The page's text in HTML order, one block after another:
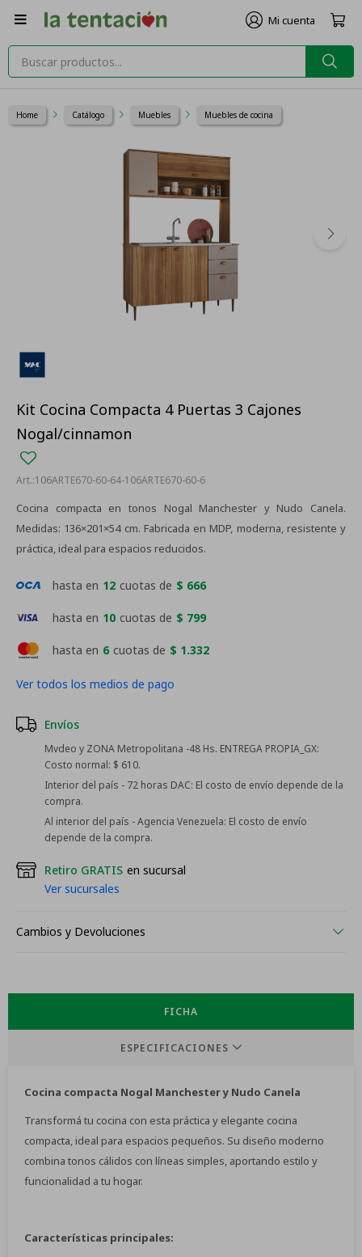

Home Catálogo Muebles Muebles de cocina
Kit Cocina Compacta 4 Puertas 3 Cajones
Nogal/cinnamon
106ARTE670-60-64-106ARTE670-60-6
Cocina compacta en tonos Nogal Manchester y Nudo Canela.
Medidas: 136×201×54 cm. Fabricada en MDP, moderna, resistente y
práctica, ideal para espacios reducidos.
hasta en 6 cuotas de $ 1.332
hasta en 12 cuotas de $ 666
hasta en 10 cuotas de $ 799
Ver todos los medios de pago
Envíos
Mvdeo y ZONA Metropolitana -48 Hs. ENTREGA PROPIA_GX:
Costo normal: $ 610.
Interior del país - 72 horas DAC: El costo de envío depende de la
compra.
Al interior del país - Agencia Venezuela: El costo de envío
depende de la compra.
Retiro GRATIS en sucursal
Ver sucursales
Cambios y Devoluciones
FICHA
ESPECIFICACIONES
Cocina compacta Nogal Manchester y Nudo Canela
Transformá tu cocina con esta práctica y elegante cocina
compacta, ideal para espacios pequeños. Su diseño moderno
combina tonos cálidos con líneas simples, aportando estilo y
funcionalidad a tu hogar.
Características principales: